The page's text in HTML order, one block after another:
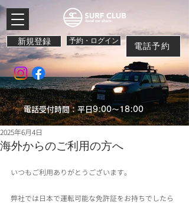
新規登録 予約・ログイン
電話予約
電話受付時間：平日9:00～18:00
海外からのご利用の方へ
2025年6月4日
いつもご利用ありがとうございます。
弊社では日本で運転可能な免許証をお持ちでしたら